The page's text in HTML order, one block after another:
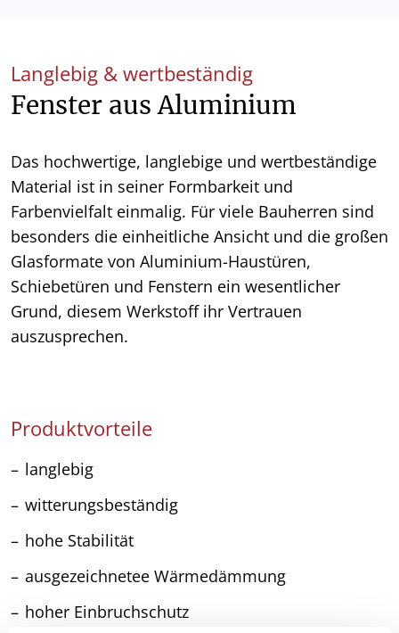
Langlebig & wertbeständig
Fenster aus Aluminium
Das hochwertige, langlebige und wertbeständige
Material ist in seiner Formbarkeit und
Farbenvielfalt einmalig. Für viele Bauherren sind
besonders die einheitliche Ansicht und die großen
Glasformate von Aluminium-Haustüren,
Schiebetüren und Fenstern ein wesentlicher
Grund, diesem Werkstoff ihr Vertrauen
auszusprechen.
Produktvorteile
langlebig
witterungsbeständig
hohe Stabilität
ausgezeichnetee Wärmedämmung
hoher Einbruchschutz